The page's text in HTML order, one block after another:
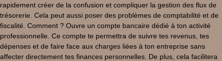
rapidement créer de la confusion et compliquer la gestion des flux de
trésorerie. Cela peut aussi poser des problèmes de comptabilité et de
fiscalité. Comment ? Ouvre un compte bancaire dédié à ton activité
professionnelle. Ce compte te permettra de suivre tes revenus, tes
dépenses et de faire face aux charges liées à ton entreprise sans
affecter directement tes finances personnelles. De plus, cela facilitera